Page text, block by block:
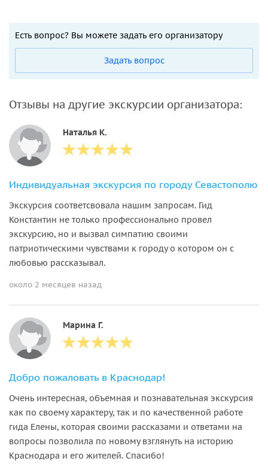
Есть вопрос? Вы можете задать его организатору
Задать вопрос
Отзывы на другие экскурсии организатора:
Наталья К.
Индивидуальная экскурсия по городу Севастополю
Экскурсия соответсвовала нашим запросам. Гид
Константин не только профессионально провел
экскурсию, но и вызвал симпатию своими
патриотическими чувствами к городу о котором он с
любовью рассказывал.
около 2 месяцев назад
Марина Г.
Добро пожаловать в Краснодар!
Очень интересная, объемная и познавательная экскурсия
как по своему характеру, так и по качественной работе
гида Елены, которая своими рассказами и ответами на
вопросы позволила по новому взглянуть на историю
Краснодара и его жителей. Спасибо!